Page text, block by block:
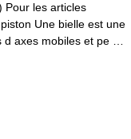
les articles
Une bielle est une
axes mobiles et pe …